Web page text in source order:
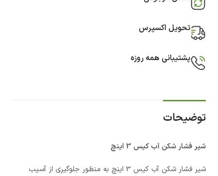
تحویل اکسپرس
پشتیبانی همه روزه
توضیحات
شیر فشار شکن آب کیس 3 اینچ
شیر فشار شکن آب کیس 3 اینچ به منظور جلوگیری از آسیب